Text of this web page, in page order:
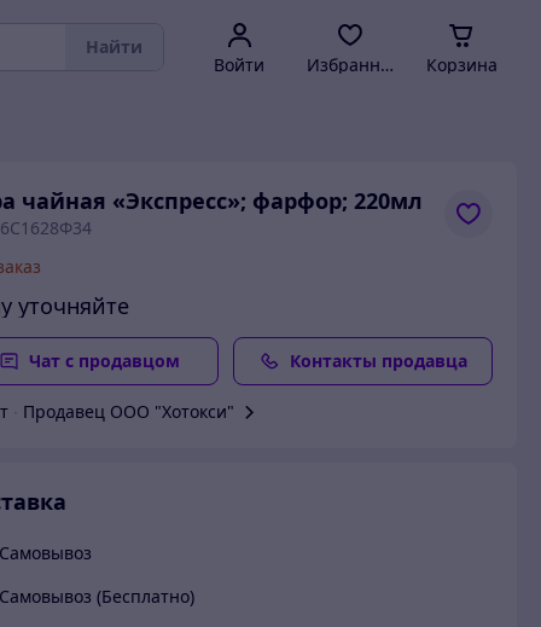
Найти
Войти Избранное Корзина
чайная «Экспресс»; фарфор; 220мл
уточняйте
Чат с продавцом Контакты продавца
Продавец ООО "Хотокси"
Самовывоз
Самовывоз (Бесплатно)